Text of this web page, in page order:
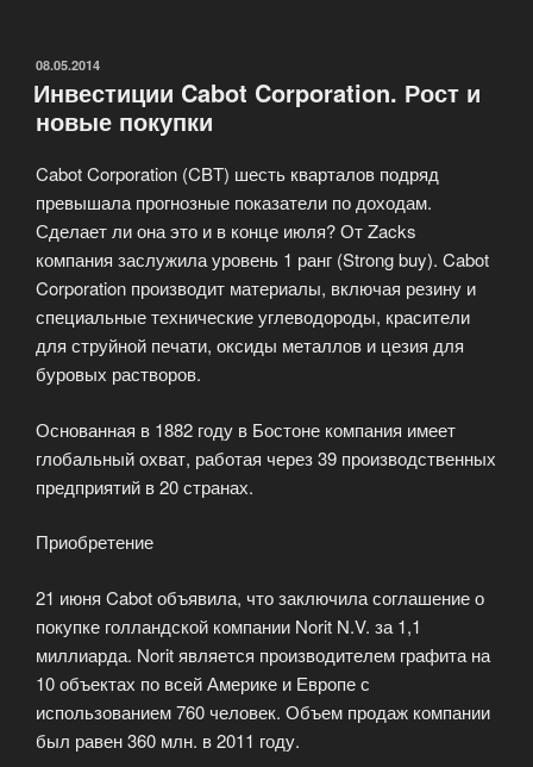
недвижимость?»
ОПУБЛИКОВАНО
08.05.2014
Инвестиции Cabot Corporation. Рост и
новые покупки
Cabot Corporation (CBT) шесть кварталов подряд
превышала прогнозные показатели по доходам.
Сделает ли она это и в конце июля? От Zacks
компания заслужила уровень 1 ранг (Strong buy). Cabot
Corporation производит материалы, включая резину и
специальные технические углеводороды, красители
для струйной печати, оксиды металлов и цезия для
буровых растворов.
Основанная в 1882 году в Бостоне компания имеет
глобальный охват, работая через 39 производственных
предприятий в 20 странах.
Приобретение
21 июня Cabot объявила, что заключила соглашение о
покупке голландской компании Norit N.V. за 1,1
миллиарда. Norit является производителем графита на
10 объектах по всей Америке и Европе с
использованием 760 человек. Объем продаж компании
был равен 360 млн. в 2011 году.